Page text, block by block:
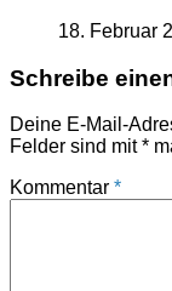
18. Februar
Schreibe
Deine E-Mail-
Felder sind mit*
Kommentar *